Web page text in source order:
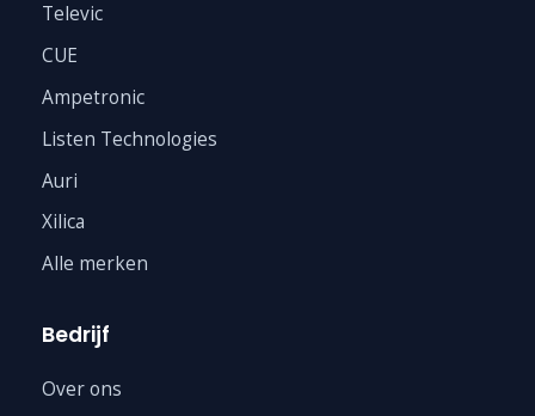
Televic
CUE
Ampetronic
Listen Technologies
Auri
Xilica
Alle merken
Bedrijf
Over ons